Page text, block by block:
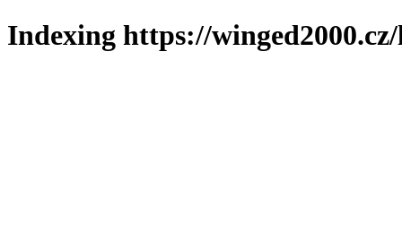
Indexing https://